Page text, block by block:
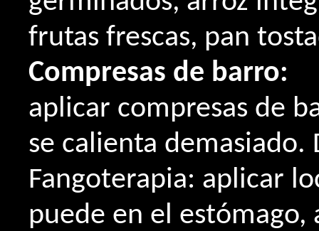
frutas frescas, pan
Compresas de barro:
aplicar compresas de
se calienta demasiado.
Fangoterapia: aplicar
puede en el estómago,